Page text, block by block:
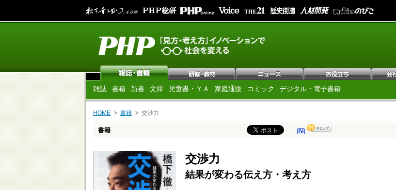
雑誌 書籍 新書 文庫 児童書・ＹＡ 家庭通販 コミック デジタル・電子書籍
HOME 書籍 交渉力
書籍
交渉力
結果が変わる伝え方・考え方